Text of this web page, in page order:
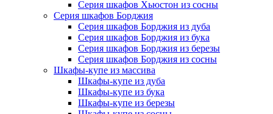
Серия шкафов Хьюстон из сосны
Серия шкафов Борджия
Серия шкафов Борджия из дуба
Серия шкафов Борджия из бука
Серия шкафов Борджия из березы
Серия шкафов Борджия из сосны
Шкафы-купе из массива
Шкафы-купе из дуба
Шкафы-купе из бука
Шкафы-купе из березы